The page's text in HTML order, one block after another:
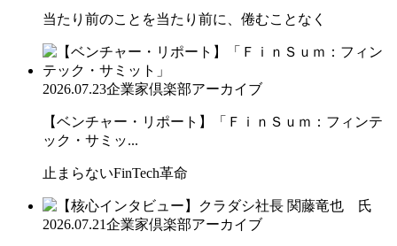
当たり前のことを当たり前に、倦むことなく
2026.07.23企業家倶楽部アーカイブ
【ベンチャー・リポート】「ＦｉｎＳｕｍ：フィンテ
ック・サミッ...
止まらないFinTech革命
2026.07.21企業家倶楽部アーカイブ